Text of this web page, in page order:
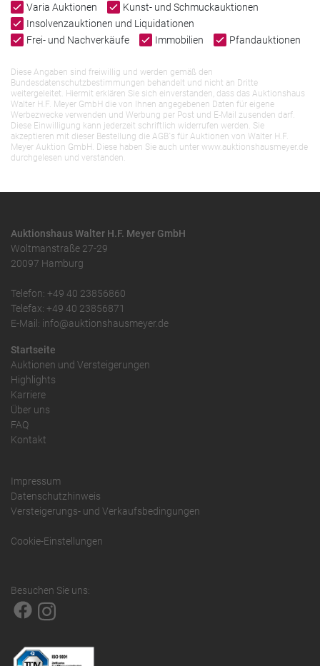
Varia Auktionen
Kunst- und Schmuckauktionen
Insolvenzauktionen und Liquidationen
Frei- und Nachverkäufe
Immobilien Pfandauktionen
Diese Angaben sind freiwillig und werden gemäß den
Bundesdatenschutzbestimmungen behandelt und nicht an Dritte
weitergeleitet. Hiermit erklären Sie sich einverstanden, dass das Auktionshaus
Walter H.F. Meyer GmbH die von Ihnen angegebenen Daten für eigene
Werbezwecke verwenden und Werbung per Post und E-Mail zusenden darf.
Diese Einwilligung kann jederzeit schriftlich widerrufen werden. Sie
akzeptieren mit dieser Bestellung die AGB`s für Auktionen von Walter H.F.
Meyer Auktion GmbH. Diese haben Sie auch unter www.auktionshausmeyer.de
durchgelesen und verstanden.
Auktionshaus Walter H.F. Meyer GmbH
Woltmanstraße 27-29
20097 Hamburg
Telefon: +49 40 23856860
Telefax: +49 40 23856871
E-Mail: info@auktionshausmeyer.de
Startseite
Auktionen und Versteigerungen
Highlights
Karriere
Über uns
FAQ
Kontakt
Impressum
Datenschutzhinweis
Versteigerungs- und Verkaufsbedingungen
Cookie-Einstellungen
Besuchen Sie uns: